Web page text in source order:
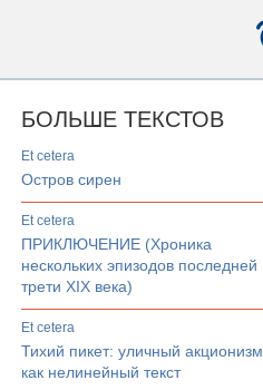
БОЛЬШЕ ТЕКСТОВ
et cetera
Остров сирен
et cetera
ПРИКЛЮЧЕНИЕ (Хроника
нескольких эпизодов последней
трети XIX века)
et cetera
Тихий пикет: уличный акционизм
как нелинейный текст